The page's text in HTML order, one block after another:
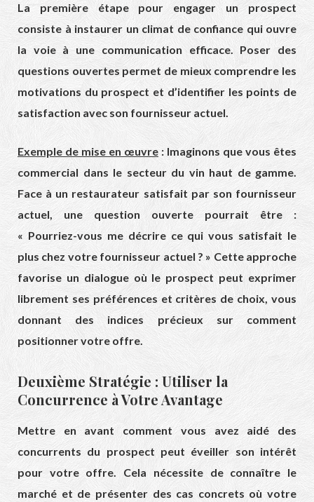
La première étape pour engager un prospect
consiste à instaurer un climat de confiance qui ouvre
la voie à une communication efficace. Poser des
questions ouvertes permet de mieux comprendre les
motivations du prospect et d’identifier les points de
satisfaction avec son fournisseur actuel.
Exemple de mise en œuvre : Imaginons que vous êtes
commercial dans le secteur du vin haut de gamme.
Face à un restaurateur satisfait par son fournisseur
actuel, une question ouverte pourrait être :
« Pourriez-vous me décrire ce qui vous satisfait le
plus chez votre fournisseur actuel ? » Cette approche
favorise un dialogue où le prospect peut exprimer
librement ses préférences et critères de choix, vous
donnant des indices précieux sur comment
positionner votre offre.
Deuxième Stratégie : Utiliser la
Concurrence à Votre Avantage
Mettre en avant comment vous avez aidé des
concurrents du prospect peut éveiller son intérêt
pour votre offre. Cela nécessite de connaître le
marché et de présenter des cas concrets où votre